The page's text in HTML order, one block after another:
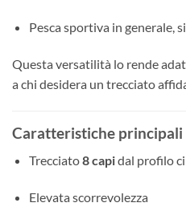
Pesca sportiva in generale,
Questa versatilità lo rende
a chi desidera un trecciato
Caratteristiche principali
Trecciato8 capidal profilo
Elevata scorrevolezza